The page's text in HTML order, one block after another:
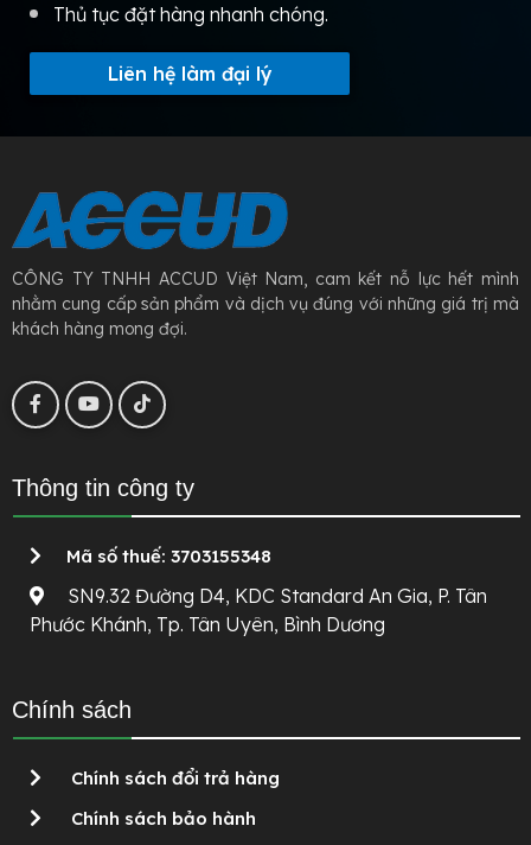
Thủ tục đặt hàng nhanh chóng.
Liên hệ làm đại lý
CÔNG TY TNHH ACCUD Việt Nam, cam kết nỗ lực hết mình
nhằm cung cấp sản phẩm và dịch vụ đúng với những giá trị mà
khách hàng mong đợi.
Thông tin công ty
Mã số thuế: 3703155348
SN9.32 Đường D4, KDC Standard An Gia, P. Tân
Phước Khánh, Tp. Tân Uyên, Bình Dương
Chính sách
Chính sách đổi trả hàng
Chính sách bảo hành